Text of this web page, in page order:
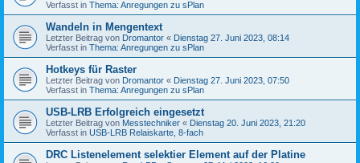
Verfasst in Thema: Anregungen zu sPlan
Wandeln in Mengentext
Letzter Beitrag von Dromantor « Dienstag 27. Juni 2023, 08:14
Verfasst in Thema: Anregungen zu sPlan
Hotkeys für Raster
Letzter Beitrag von Dromantor « Dienstag 27. Juni 2023, 07:50
Verfasst in Thema: Anregungen zu sPlan
USB-LRB Erfolgreich eingesetzt
Letzter Beitrag von Messtechniker « Dienstag 20. Juni 2023, 21:20
Verfasst in USB-LRB Relaiskarte, 8-fach
DRC Listenelement selektier Element auf der Platine